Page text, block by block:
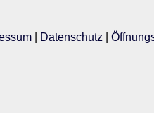
Datenschutz